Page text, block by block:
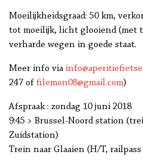
Moeilijkheidsgraad: 50 km,
tot moeilijk, licht glooiend (met
verharde wegen in goede staat.
Meer info via
247 of filemon08@gmail.com)
Afspraak : zondag 10 juni 2018
9:45 > Brussel-Noord station
Zuidstation)
Trein naar Glaaien (H/T,